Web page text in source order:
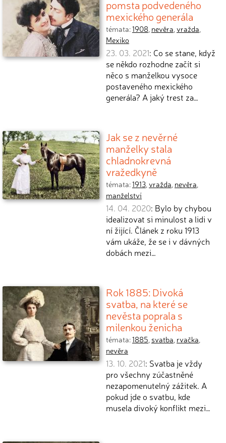
pomsta podvedeného
mexického generála
témata:1908, nevěra,vražda,
Mexiko
23. 03. 2021: Co se stane, když
se někdo rozhodne začít si
něco s manželkou vysoce
postaveného mexického
generála? A jaký trest za…
Jak se z nevěrné
manželky stala
chladnokrevná
vražedkyně
témata:1913,vražda, nevěra,
manželství
14. 04. 2020: Bylo by chybou
idealizovat si minulost a lidi v
ní žijící. Článek z roku 1913
vám ukáže, že se i v dávných
dobách mezi…
Rok 1885: Divoká
svatba, na které se
nevěsta poprala s
milenkou ženicha
témata:1885, svatba, rvačka,
nevěra
13. 10. 2021: Svatba je vždy
pro všechny zúčastněné
nezapomenutelný zážitek. A
pokud jde o svatbu, kde
musela divoký konflikt mezi…